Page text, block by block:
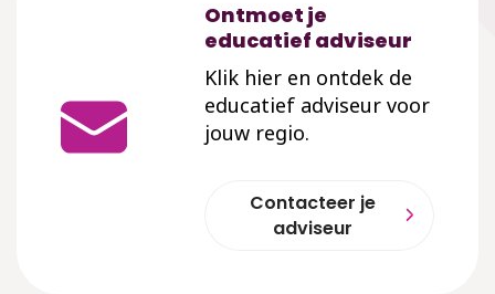
Ontmoet je
educatief adviseur
Klik hier en ontdek de
educatief adviseur voor
jouw regio.
Contacteer je
adviseur